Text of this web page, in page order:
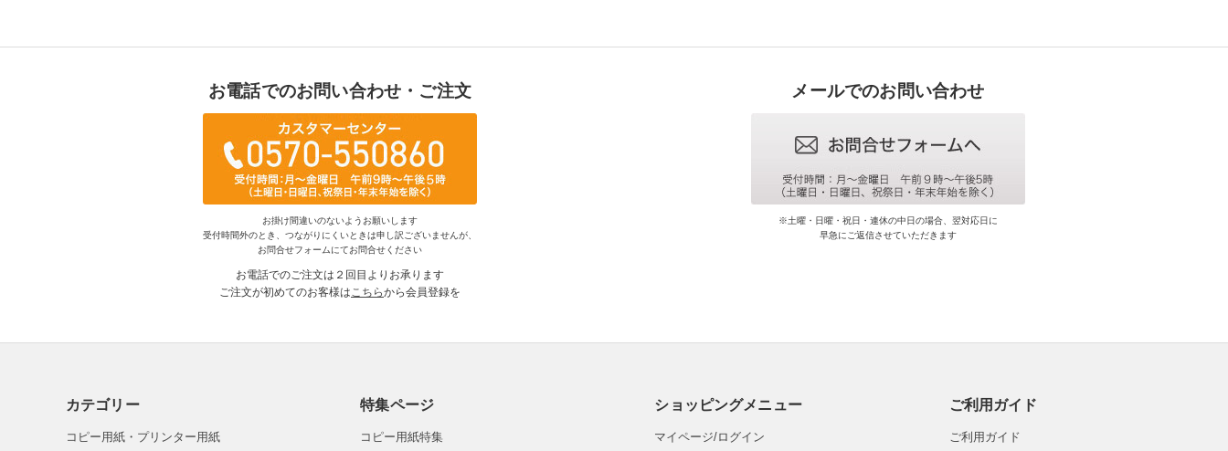
お電話でのお問い合わせ・ご注文
お掛け間違いのないようお願いします
受付時間外のとき、つながりにくいときは申し訳ございませんが、
お問合せフォームにてお問合せください
お電話でのご注文は２回目よりお承ります
ご注文が初めてのお客様はこちらから会員登録を
メールでのお問い合わせ
※土曜・日曜・祝日・連休の中日の場合、翌対応日に
早急にご返信させていただきます
カテゴリー
コピー用紙・プリンター用紙
特集ページ
コピー用紙特集
ショッピングメニュー
マイページ/ログイン
ご利用ガイド
ご利用ガイド